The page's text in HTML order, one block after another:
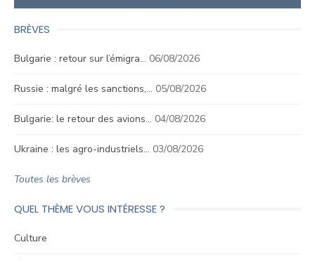
BRÈVES
Bulgarie : retour sur l’émigra… 06/08/2026
Russie : malgré les sanctions,… 05/08/2026
Bulgarie: le retour des avions… 04/08/2026
Ukraine : les agro-industriels… 03/08/2026
Toutes les brèves
QUEL THÈME VOUS INTÉRESSE ?
Culture